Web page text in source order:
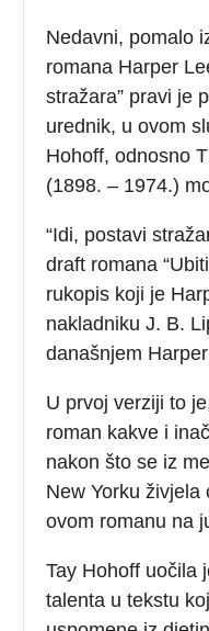
Nedavni, pomalo
romana Harper
stražara” pravi je
urednik, u ovom
Hohoff, odnosno
(1898. – 1974.)
“Idi, postavi
draft romana
rukopis koji je
nakladniku J. B.
današnjem
U prvoj verziji to
roman kakve i
nakon što se iz
New Yorku živjela
ovom romanu na
Tay Hohoff uočila
talenta u tekstu